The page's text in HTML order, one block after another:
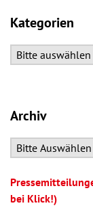
Kategorien
Archiv
bei Klick!)